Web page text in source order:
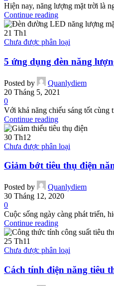
Hiện nay, năng lượng mặt trời là
Continue reading
21 Th1
Chưa được phân loại
5 ứng dụng đèn năng
Posted by
Quanlydiem
20 Tháng 5, 2021
0
Với khả năng chiếu sáng tốt
Continue reading
30 Th12
Chưa được phân loại
Giảm bớt tiêu thụ điện
Posted by
Quanlydiem
30 Tháng 12, 2020
0
Cuộc sống ngày càng phát triển,
Continue reading
25 Th11
Chưa được phân loại
Cách tính điện năng tiêu